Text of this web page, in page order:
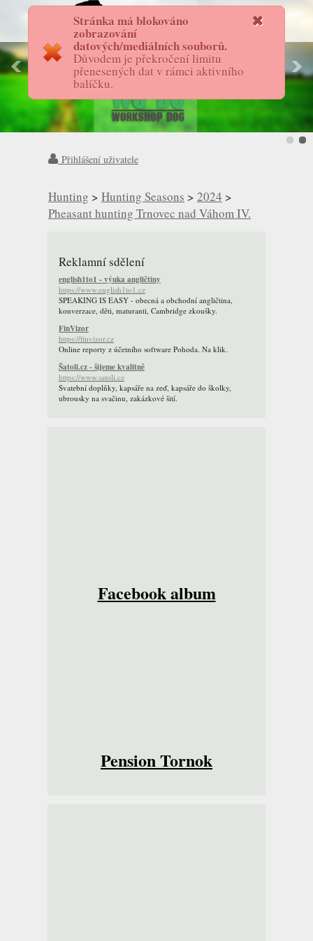
Stránka má blokováno
zobrazování
datových/mediálních souborů.
Důvodem je překročení limitu
přenesených dat v rámci aktivního
balíčku.
FotostoryAS
Přihlášení uživatele
Hunting > Hunting Seasons > 2024 >
Pheasant hunting Trnovec nad Váhom IV.
Reklamní sdělení
english1to1 - výuka angličtiny
https://www.english1to1.cz
SPEAKING IS EASY - obecná a obchodní angličtina,
konverzace, děti, maturanti, Cambridge zkoušky.
FinVizor
https://finvizor.cz
Online reporty z účetního software Pohoda. Na klik.
Šatoli.cz - šijeme kvalitně
https://www.satoli.cz
Svatební doplňky, kapsáře na zeď, kapsáře do školky,
ubrousky na svačinu, zakázkové šití.
Facebook album
Pension Tornok